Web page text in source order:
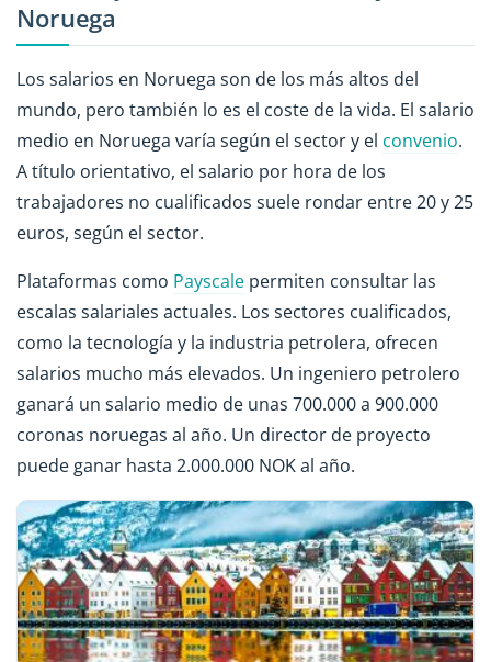
Noruega
Los salarios en Noruega son de los más altos del
mundo, pero también lo es el coste de la vida. El salario
medio en Noruega varía según el sector y el convenio.
A título orientativo, el salario por hora de los
trabajadores no cualificados suele rondar entre 20 y 25
euros, según el sector.
Plataformas como Payscale permiten consultar las
escalas salariales actuales. Los sectores cualificados,
como la tecnología y la industria petrolera, ofrecen
salarios mucho más elevados. Un ingeniero petrolero
ganará un salario medio de unas 700.000 a 900.000
coronas noruegas al año. Un director de proyecto
puede ganar hasta 2.000.000 NOK al año.